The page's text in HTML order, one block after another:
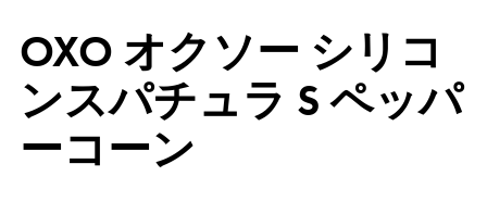
OXO オクソー シリコ
ンスパチュラ S ペッパ
ーコーン